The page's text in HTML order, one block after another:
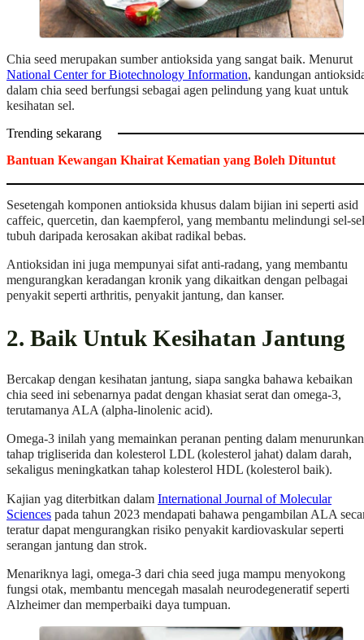
Chia seed merupakan sumber antioksida yang sangat baik. Menurut
National Center for Biotechnology Information, kandungan
dalam chia seed berfungsi sebagai agen pelindung yang kuat untuk
kesihatan sel.
Trending sekarang
Bantuan Kewangan Khairat Kematian yang Boleh Dituntut
Sesetengah komponen antioksida khusus dalam bijian ini seperti asid
caffeic, quercetin, dan kaempferol, yang membantu melindungi sel-sel
tubuh daripada kerosakan akibat radikal bebas.
Antioksidan ini juga mempunyai sifat anti-radang, yang membantu
mengurangkan keradangan kronik yang dikaitkan dengan pelbagai
penyakit seperti arthritis, penyakit jantung, dan kanser.
2. Baik Untuk Kesihatan Jantung
Bercakap dengan kesihatan jantung, siapa sangka bahawa kebaikan
chia seed ini sebenarnya padat dengan khasiat serat dan omega-3,
terutamanya ALA (alpha-linolenic acid).
Omega-3 inilah yang memainkan peranan penting dalam menurunkan
tahap trigliserida dan kolesterol LDL (kolesterol jahat) dalam darah,
sekaligus meningkatkan tahap kolesterol HDL (kolesterol baik).
Kajian yag diterbitkan dalam International Journal of Molecular
Sciences pada tahun 2023 mendapati bahawa pengambilan ALA
teratur dapat mengurangkan risiko penyakit kardiovaskular seperti
serangan jantung dan strok.
Menariknya lagi, omega-3 dari chia seed juga mampu menyokong
fungsi otak, membantu mencegah masalah neurodegeneratif seperti
Alzheimer dan memperbaiki daya tumpuan.